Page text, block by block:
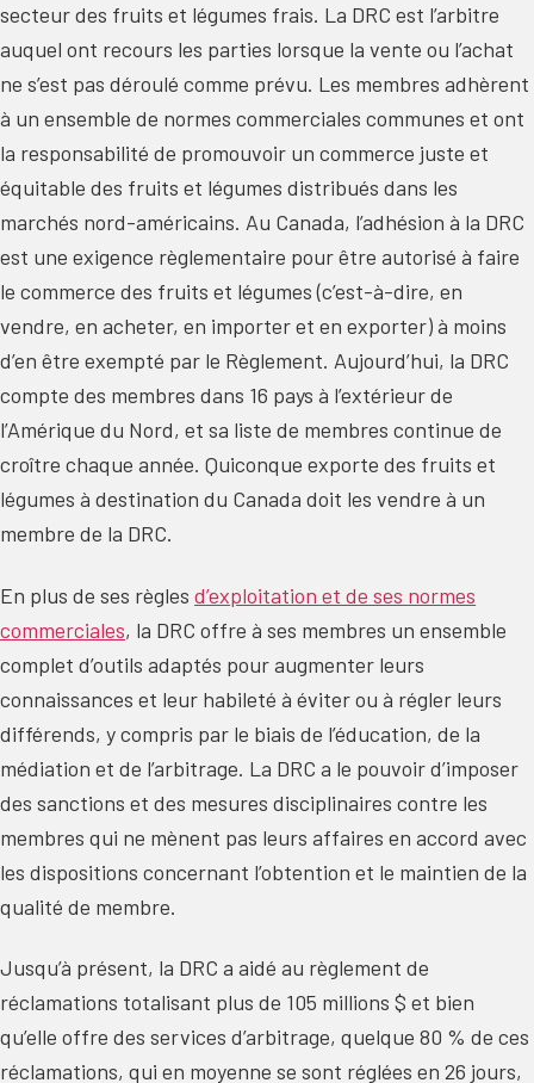
secteur des fruits et légumes frais. La DRC est l’arbitre
auquel ont recours les parties lorsque la vente ou l’achat
ne s’est pas déroulé comme prévu. Les membres adhèrent
à un ensemble de normes commerciales communes et ont
la responsabilité de promouvoir un commerce juste et
équitable des fruits et légumes distribués dans les
marchés nord-américains. Au Canada, l’adhésion à la DRC
est une exigence règlementaire pour être autorisé à faire
le commerce des fruits et légumes (c’est-à-dire, en
vendre, en acheter, en importer et en exporter) à moins
d’en être exempté par le Règlement. Aujourd’hui, la DRC
compte des membres dans 16 pays à l’extérieur de
l’Amérique du Nord, et sa liste de membres continue de
croître chaque année. Quiconque exporte des fruits et
légumes à destination du Canada doit les vendre à un
membre de la DRC.
En plus de ses règles d’exploitation et de ses normes
commerciales, la DRC offre à ses membres un ensemble
complet d’outils adaptés pour augmenter leurs
connaissances et leur habileté à éviter ou à régler leurs
différends, y compris par le biais de l’éducation, de la
médiation et de l’arbitrage. La DRC a le pouvoir d’imposer
des sanctions et des mesures disciplinaires contre les
membres qui ne mènent pas leurs affaires en accord avec
les dispositions concernant l’obtention et le maintien de la
qualité de membre.
Jusqu’à présent, la DRC a aidé au règlement de
réclamations totalisant plus de 105 millions $ et bien
qu’elle offre des services d’arbitrage, quelque 80 % de ces
réclamations, qui en moyenne se sont réglées en 26 jours,